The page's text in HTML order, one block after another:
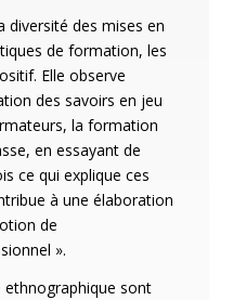
diversité des mises en
de formation, les
Elle observe
des savoirs en jeu
la formation
en essayant de
ce qui explique ces
à une élaboration
de
».
ethnographique sont